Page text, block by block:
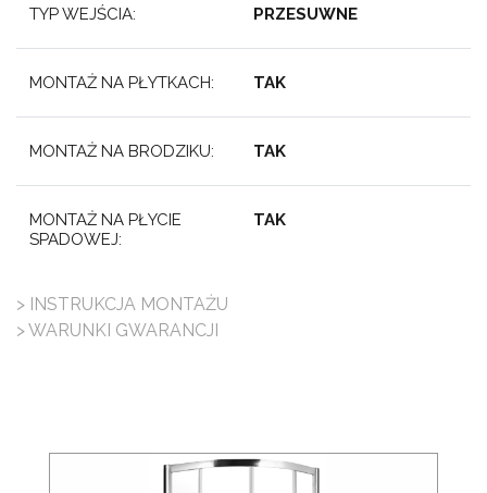
TYP WEJŚCIA: PRZESUWNE
MONTAŻ NA PŁYTKACH: TAK
MONTAŻ NA BRODZIKU: TAK
MONTAŻ NA PŁYCIE
SPADOWEJ:
TAK
> INSTRUKCJA MONTAŻU
> WARUNKI GWARANCJI